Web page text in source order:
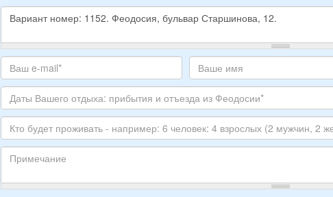
Какое
жилье
хотите
снять,
укажите
пожалуйста
НОМЕР
варианта:
Ваш
адрес
электронной
почты
*
Ваше
имя
Даты
Вашего
отдыха:
прибытия
отъезда
Кто
будет
-